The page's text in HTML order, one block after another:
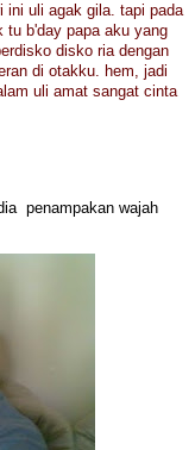
ini uli agak gila. tapi pada
tu b'day papa aku yang
disko ria dengan
di otakku. hem, jadi
uli amat sangat cinta
penampakan wajah